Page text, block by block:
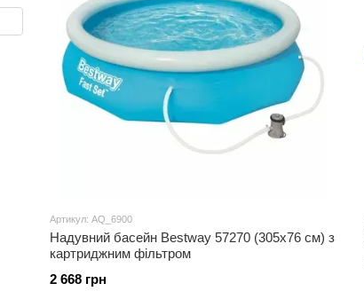
Артикул: AQ_6900
Надувний басейн Bestway 57270 (305х76 см) з
картриджним фільтром
2 668 грн